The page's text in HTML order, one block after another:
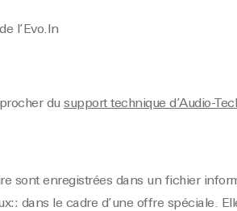
l’Evo.In
du support technique d’Audio-
sont enregistrées dans un fichier
dans le cadre d’une offre spéciale.